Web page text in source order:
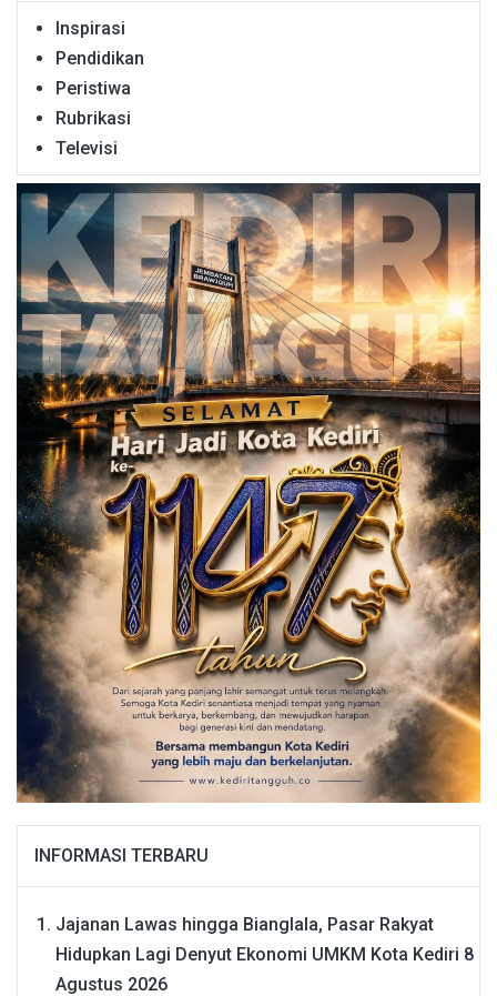
Inspirasi
Pendidikan
Peristiwa
Rubrikasi
Televisi
INFORMASI TERBARU
Jajanan Lawas hingga Bianglala, Pasar Rakyat
Hidupkan Lagi Denyut Ekonomi UMKM Kota Kediri 8
Agustus 2026